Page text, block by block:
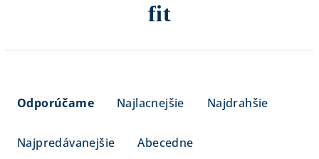
fit
Odporúčame Najlacnejšie Najdrahšie
Najpredávanejšie Abecedne